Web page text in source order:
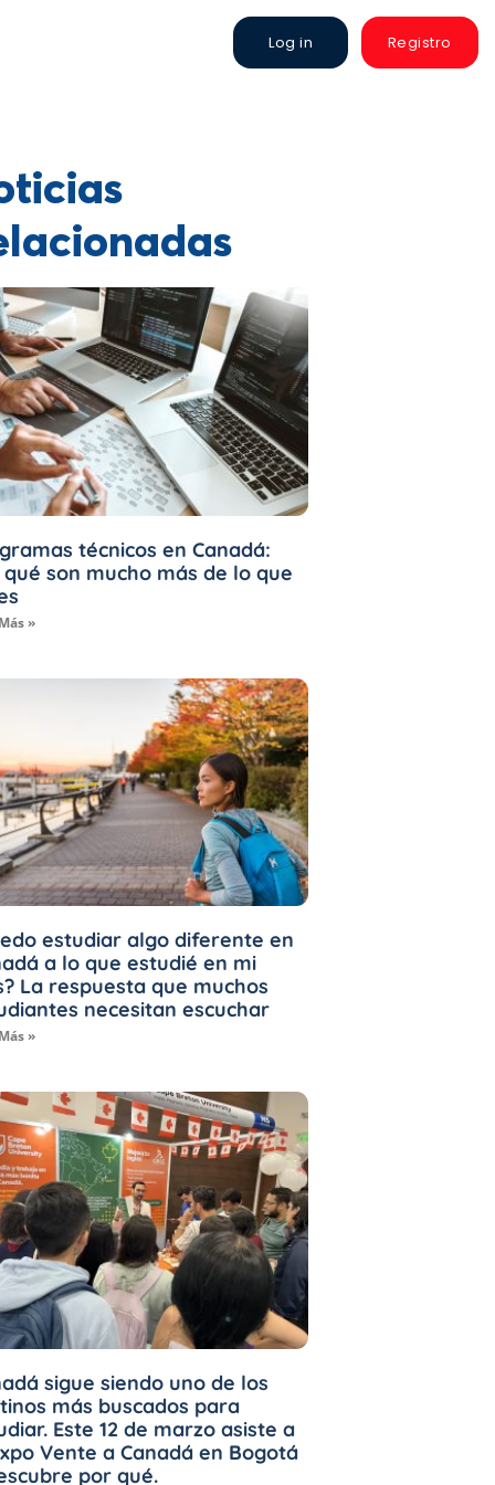
Log in Registro
técnicos en Canadá:
son mucho más de lo que
»
estudiar algo diferente en
a lo que estudié en mi
La respuesta que muchos
necesitan escuchar
»
sigue siendo uno de los
más buscados para
Este 12 de marzo asiste a
Vente a Canadá en Bogotá
por qué.